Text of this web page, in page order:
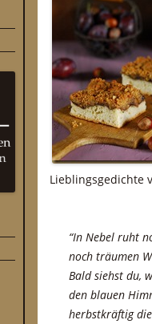
Lieblingsgedichte
“In Nebel ruht
noch träumen
Bald siehst du,
den blauen
herbstkräftig